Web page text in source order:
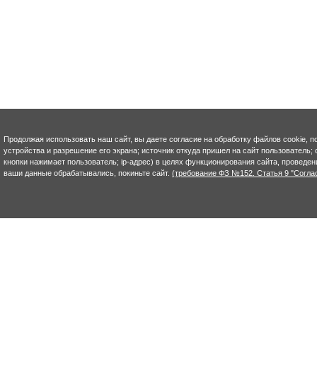
Продолжая использовать наш сайт, вы даете согласие на обработку файлов cookie,
устройства и разрешение его экрана; источник откуда пришел на сайт
кнопки нажимает пользователь; ip-адрес) в целях функционирования сайта,
ваши данные обрабатывались, покиньте сайт. (требование ФЗ №152. Статья 9